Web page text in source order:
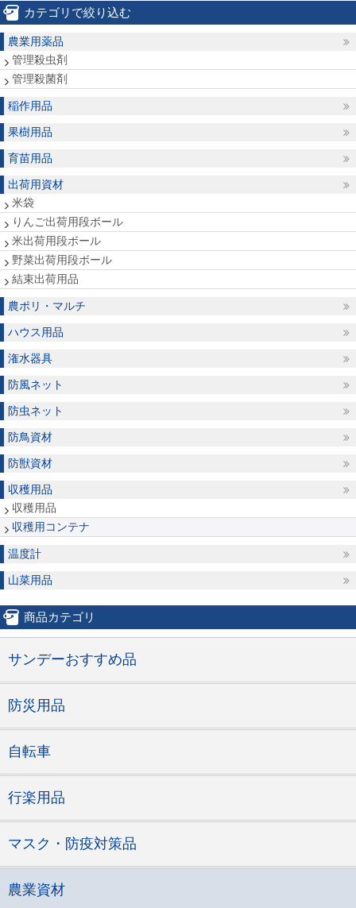
カテゴリで絞り込む
農業用薬品
管理殺虫剤
管理殺菌剤
稲作用品
果樹用品
育苗用品
出荷用資材
米袋
りんご出荷用段ボール
米出荷用段ボール
野菜出荷用段ボール
結束出荷用品
農ポリ・マルチ
ハウス用品
潅水器具
防風ネット
防虫ネット
防鳥資材
防獣資材
収穫用品
収穫用品
収穫用コンテナ
温度計
山菜用品
商品カテゴリ
サンデーおすすめ品
防災用品
自転車
行楽用品
マスク・防疫対策品
農業資材